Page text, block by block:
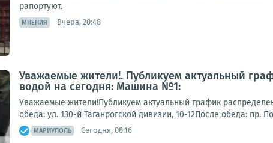
рапортуют.
МНЕНИЯ Вчера, 20:48
Уважаемые жители!. Публикуем актуальный
водой на сегодня: Машина №1:
Уважаемые жители!Публикуем актуальный график
обеда: ул. 130-й Таганрогской дивизии, 10-12После обеда:
МАРИУПОЛЬ Сегодня, 08:16